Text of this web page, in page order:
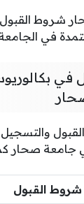
شروط
في
جامعة صحار
شروط القبول